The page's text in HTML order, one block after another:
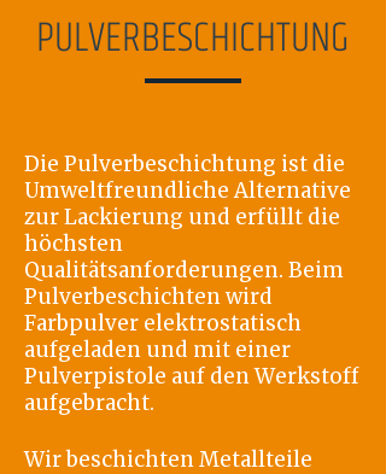
Die Pulverbeschichtung ist die
Umweltfreundliche Alternative
zur Lackierung und erfüllt die
höchsten
Qualitätsanforderungen. Beim
Pulverbeschichten wird
Farbpulver elektrostatisch
aufgeladen und mit einer
Pulverpistole auf den Werkstoff
aufgebracht.
Wir beschichten Metallteile
PULVERBESCHICHTUNG